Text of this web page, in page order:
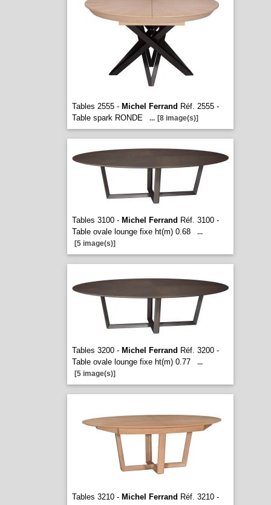
Tables 2555 - Michel Ferrand Réf. 2555 -
Table spark RONDE
... [8 image(s)]
Tables 3100 - Michel Ferrand Réf. 3100 -
Table ovale lounge fixe ht(m) 0.68
...
[5 image(s)]
Tables 3200 - Michel Ferrand Réf. 3200 -
Table ovale lounge fixe ht(m) 0.77
...
[5 image(s)]
Tables 3210 - Michel Ferrand Réf. 3210 -